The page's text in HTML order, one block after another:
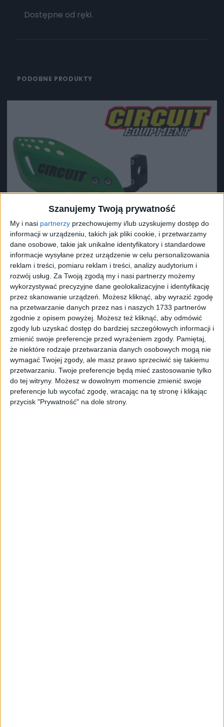
Szanujemy Twoją prywatność
My i nasi partnerzy przechowujemy i/lub uzyskujemy dostęp do
informacji w urządzeniu, takich jak pliki cookie, i przetwarzamy
dane osobowe, takie jak unikalne identyfikatory i standardowe
informacje wysyłane przez urządzenie w celu personalizowania
reklam i treści, pomiaru reklam i treści, analizy audytorium i
rozwój usług. Za Twoją zgodą my i nasi partnerzy możemy
wykorzystywać precyzyjne dane geolokalizacyjne i identyfikację
przez skanowanie urządzeń. Możesz kliknąć, aby wyrazić zgodę
na przetwarzanie danych przez nas i naszych 1733 partnerów
zgodnie z opisem powyżej. Możesz też kliknąć, aby odmówić
zgody lub uzyskać dostęp do bardziej szczegółowych informacji i
zmienić swoje preferencje przed wyrażeniem zgody. Pamiętaj,
że niektóre rodzaje przetwarzania danych osobowych mogą nie
wymagać Twojej zgody, ale masz prawo sprzeciwić się takiemu
przetwarzaniu. Twoje preferencje będą mieć zastosowanie tylko
do tej witryny. Możesz w dowolnym momencie zmienić swoje
preferencje lub wycofać zgodę, wracając na tę stronę i klikając
przycisk "Prywatność" na dole strony.
Dostępne od ręki.
PODOBNE PRODUKTY
Circuit Handbary VECTOR zielone
124,99zł
ZOBACZ WIĘCEJ